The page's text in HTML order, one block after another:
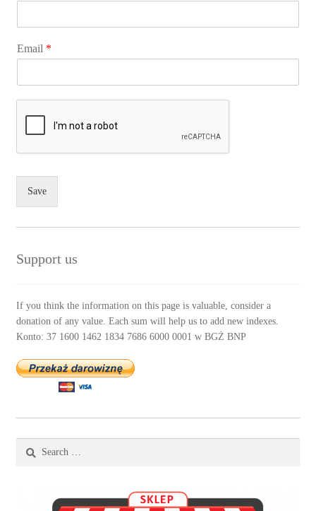
Email *
Save
Support us
If you think the information on this page is valuable, consider a
donation of any value. Each sum will help us to add new indexes.
Konto: 37 1600 1462 1834 7686 6000 0001 w BGŻ BNP